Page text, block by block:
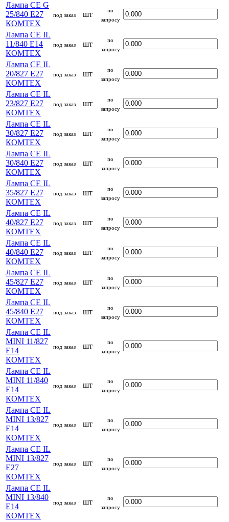
Лампа CE G
25/840 E27
КОМТЕХ
под заказ шт
по
запросу
Лампа CE IL
11/840 E14
КОМТЕХ
под заказ шт
по
запросу
Лампа CE IL
20/827 E27
КОМТЕХ
под заказ шт
по
запросу
Лампа CE IL
23/827 E27
КОМТЕХ
под заказ шт
по
запросу
Лампа CE IL
30/827 E27
КОМТЕХ
под заказ шт
по
запросу
Лампа CE IL
30/840 E27
КОМТЕХ
под заказ шт
по
запросу
Лампа CE IL
35/827 E27
КОМТЕХ
под заказ шт
по
запросу
Лампа CE IL
40/827 E27
КОМТЕХ
под заказ шт
по
запросу
Лампа CE IL
40/840 E27
КОМТЕХ
под заказ шт
по
запросу
Лампа CE IL
45/827 E27
КОМТЕХ
под заказ шт
по
запросу
Лампа CE IL
45/840 E27
КОМТЕХ
под заказ шт
по
запросу
Лампа CE IL
MINI 11/827
E14
КОМТЕХ
под заказ шт
по
запросу
Лампа CE IL
MINI 11/840
E14
КОМТЕХ
под заказ шт
по
запросу
Лампа CE IL
MINI 13/827
E14
КОМТЕХ
под заказ шт
по
запросу
Лампа CE IL
MINI 13/827
E27
КОМТЕХ
под заказ шт
по
запросу
Лампа CE IL
MINI 13/840
E14
КОМТЕХ
под заказ шт
по
запросу